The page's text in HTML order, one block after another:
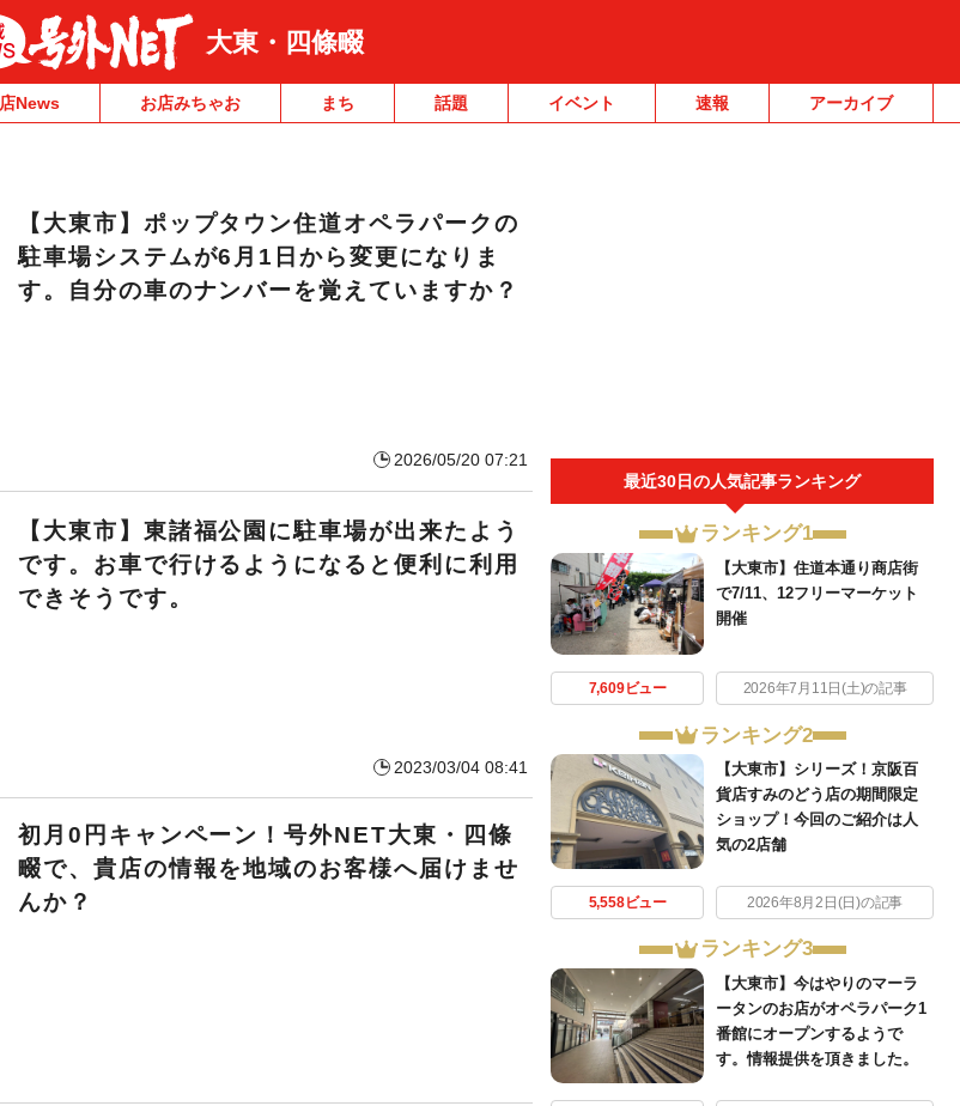
大東・四條畷
News お店みちゃお まち 話題 イベント 速報 アーカイブ
【大東市】ポップタウン住道オペラパークの
駐車場システムが6月1日から変更になりま
す。自分の車のナンバーを覚えていますか？
2026/05/20 07:21
【大東市】東諸福公園に駐車場が出来たよう
です。お車で行けるようになると便利に利用
できそうです。
2023/03/04 08:41
初月0円キャンペーン！号外NET大東・四條
畷で、貴店の情報を地域のお客様へ届けませ
んか？
最近30日の人気記事ランキング
ランキング1
【大東市】住道本通り商店街
で7/11、12フリーマーケット
開催
7,609ビュー 2026年7月11日(土)の記事
ランキング2
【大東市】シリーズ！京阪百
貨店すみのどう店の期間限定
ショップ！今回のご紹介は人
気の2店舗
5,558ビュー 2026年8月2日(日)の記事
ランキング3
【大東市】今はやりのマーラ
ータンのお店がオペラパーク1
番館にオープンするようで
す。情報提供を頂きました。